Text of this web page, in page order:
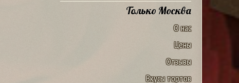
Только Москва
О нас
Цены
Отзывы
Вкусы тортов